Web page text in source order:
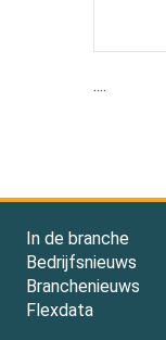
....
In de branche
Bedrijfsnieuws
Branchenieuws
Flexdata